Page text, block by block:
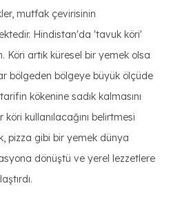
mutfak çevirisinin
Hindistan'da 'tavuk köri'
Köri artık küresel bir yemek olsa
bölgeden bölgeye büyük ölçüde
kökenine sadık kalmasını
kullanılacağını belirtmesi
pizza gibi bir yemek dünya
dönüştü ve yerel lezzetlere